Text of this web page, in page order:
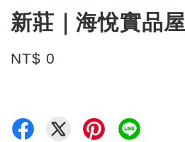
新莊｜海悅實品屋
NT$ 0